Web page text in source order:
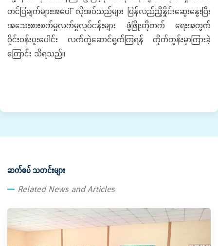
တင်ပြချက်များအပေါ် လိုအပ်သည်များ ပြန်လည်ညှိနှိုင်းဆွေးနွေးပြီး
အသေးစားစက်မှုလက်မှုလုပ်ငန်းများ ဖွံဖြိုးတိုတက် ရေးအတွက်
ဝိုင်းဝန်းပူးပေါင်း လက်တွဲဆောင်ရွက်ကြရန် တိုက်တွန်းမှာကြားခဲ့
ကြောင်း သိရသည်။
ဆက်စပ် သတင်းများ
Related News and Articles